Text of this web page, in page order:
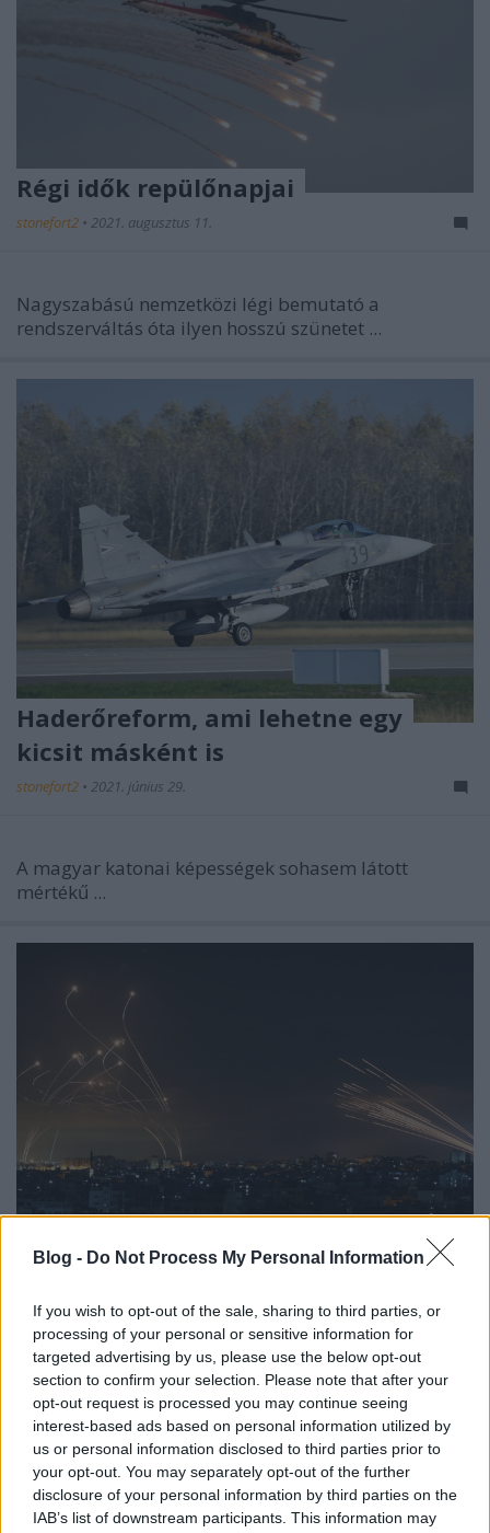
Blog - Do Not Process My Personal Information
If you wish to opt-out of the sale, sharing to third parties, or
processing of your personal or sensitive information for
targeted advertising by us, please use the below opt-out
section to confirm your selection. Please note that after your
opt-out request is processed you may continue seeing
interest-based ads based on personal information utilized by
us or personal information disclosed to third parties prior to
your opt-out. You may separately opt-out of the further
disclosure of your personal information by third parties on the
IAB’s list of downstream participants. This information may
Régi idők repülőnapjai
stonefort2 • 2021. augusztus 11.
Nagyszabású nemzetközi légi bemutató a
rendszerváltás óta ilyen hosszú szünetet ...
Haderőreform, ami lehetne egy
kicsit másként is
stonefort2 • 2021. június 29.
A magyar katonai képességek sohasem látott
mértékű ...
stonefort2•2021. június 27.
Már nem először szerepel a vezető hírek ...